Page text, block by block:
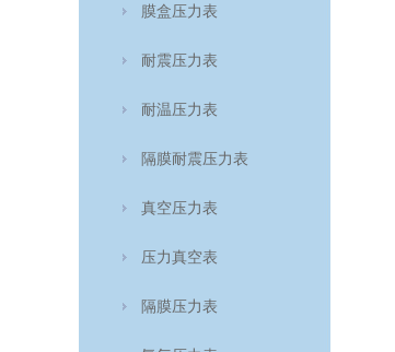
膜盒压力表
耐震压力表
耐温压力表
隔膜耐震压力表
真空压力表
压力真空表
隔膜压力表